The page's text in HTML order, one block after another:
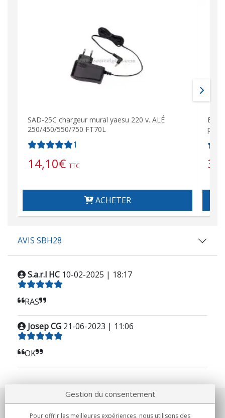
SAD-25C chargeur mural yaesu 220 v. ALÉ
250/450/550/750 FT70L
1
14,10€ TTC
ACHETER
pour
AVIS SBH28
S.a.r.l HC 10-02-2025 | 18:17
RAS
Josep CG 21-06-2023 | 11:06
OK
Notre société
Gestion du consentement
Pour offrir les meilleures expériences, nous utilisons des